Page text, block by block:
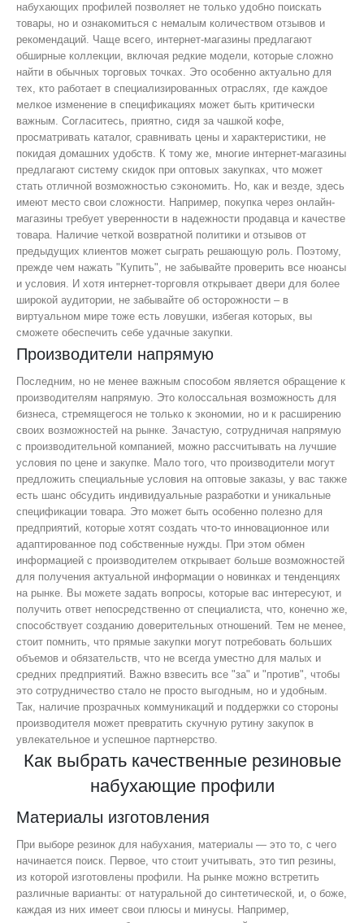
набухающих профилей позволяет не только удобно поискать
товары, но и ознакомиться с немалым количеством отзывов и
рекомендаций. Чаще всего, интернет-магазины предлагают
обширные коллекции, включая редкие модели, которые сложно
найти в обычных торговых точках. Это особенно актуально для
тех, кто работает в специализированных отраслях, где каждое
мелкое изменение в спецификациях может быть критически
важным. Согласитесь, приятно, сидя за чашкой кофе,
просматривать каталог, сравнивать цены и характеристики, не
покидая домашних удобств. К тому же, многие интернет-магазины
предлагают систему скидок при оптовых закупках, что может
стать отличной возможностью сэкономить. Но, как и везде, здесь
имеют место свои сложности. Например, покупка через онлайн-
магазины требует уверенности в надежности продавца и качестве
товара. Наличие четкой возвратной политики и отзывов от
предыдущих клиентов может сыграть решающую роль. Поэтому,
прежде чем нажать "Купить", не забывайте проверить все нюансы
и условия. И хотя интернет-торговля открывает двери для более
широкой аудитории, не забывайте об осторожности – в
виртуальном мире тоже есть ловушки, избегая которых, вы
сможете обеспечить себе удачные закупки.
Производители напрямую
Последним, но не менее важным способом является обращение к
производителям напрямую. Это колоссальная возможность для
бизнеса, стремящегося не только к экономии, но и к расширению
своих возможностей на рынке. Зачастую, сотрудничая напрямую
с производительной компанией, можно рассчитывать на лучшие
условия по цене и закупке. Мало того, что производители могут
предложить специальные условия на оптовые заказы, у вас также
есть шанс обсудить индивидуальные разработки и уникальные
спецификации товара. Это может быть особенно полезно для
предприятий, которые хотят создать что-то инновационное или
адаптированное под собственные нужды. При этом обмен
информацией с производителем открывает больше возможностей
для получения актуальной информации о новинках и тенденциях
на рынке. Вы можете задать вопросы, которые вас интересуют, и
получить ответ непосредственно от специалиста, что, конечно же,
способствует созданию доверительных отношений. Тем не менее,
стоит помнить, что прямые закупки могут потребовать больших
объемов и обязательств, что не всегда уместно для малых и
средних предприятий. Важно взвесить все "за" и "против", чтобы
это сотрудничество стало не просто выгодным, но и удобным.
Так, наличие прозрачных коммуникаций и поддержки со стороны
производителя может превратить скучную рутину закупок в
увлекательное и успешное партнерство.
Как выбрать качественные резиновые
набухающие профили
Материалы изготовления
При выборе резинок для набухания, материалы — это то, с чего
начинается поиск. Первое, что стоит учитывать, это тип резины,
из которой изготовлены профили. На рынке можно встретить
различные варианты: от натуральной до синтетической, и, о боже,
каждая из них имеет свои плюсы и минусы. Например,